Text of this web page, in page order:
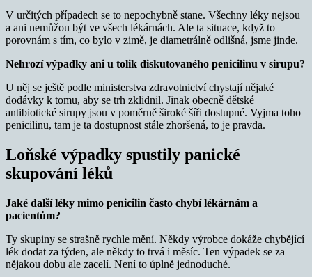
V určitých případech se to nepochybně stane. Všechny léky nejsou
a ani nemůžou být ve všech lékárnách. Ale ta situace, když to
porovnám s tím, co bylo v zimě, je diametrálně odlišná, jsme jinde.
Nehrozí výpadky ani u tolik diskutovaného penicilinu v sirupu?
U něj se ještě podle ministerstva zdravotnictví chystají nějaké
dodávky k tomu, aby se trh zklidnil. Jinak obecně dětské
antibiotické sirupy jsou v poměrně široké šíři dostupné. Vyjma toho
penicilinu, tam je ta dostupnost stále zhoršená, to je pravda.
Loňské výpadky spustily panické
skupování léků
Jaké další léky mimo penicilin často chybí lékárnám a
pacientům?
Ty skupiny se strašně rychle mění. Někdy výrobce dokáže chybějící
lék dodat za týden, ale někdy to trvá i měsíc. Ten výpadek se za
nějakou dobu ale zacelí. Není to úplně jednoduché.